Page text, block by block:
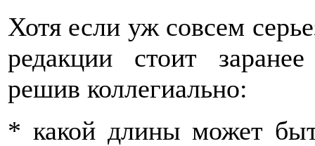
Хотя если уж совсем
редакции стоит
решив коллегиально:
* какой длины может